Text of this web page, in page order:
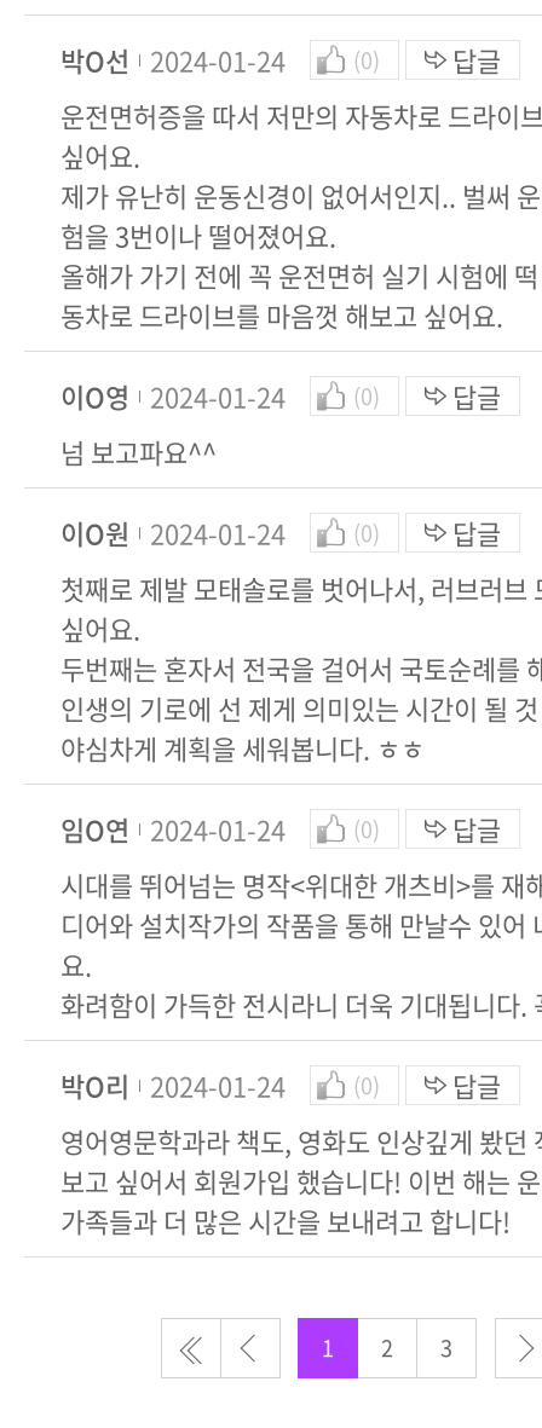
박O선 2024-01-24 (0)
답글
운전면허증을 따서 저만의 자동차로 드라이
싶어요.
제가 유난히 운동신경이 없어서인지.. 벌써
험을 3번이나 떨어졌어요.
올해가 가기 전에 꼭 운전면허 실기 시험에
동차로 드라이브를 마음껏 해보고 싶어요.
이O영 2024-01-24 (0)
답글
넘 보고파요^^
이O원 2024-01-24 (0)
답글
첫째로 제발 모태솔로를 벗어나서, 러브러브
싶어요.
두번째는 혼자서 전국을 걸어서 국토순례를
인생의 기로에 선 제게 의미있는 시간이 될
야심차게 계획을 세워봅니다. ㅎㅎ
임O연 2024-01-24 (0)
답글
시대를 뛰어넘는 명작<위대한 개츠비>를 재
디어와 설치작가의 작품을 통해 만날수 있어
요.
화려함이 가득한 전시라니 더욱 기대됩니다.
박O리 2024-01-24 (0)
답글
영어영문학과라 책도, 영화도 인상깊게 봤던
보고 싶어서 회원가입 했습니다! 이번 해는
가족들과 더 많은 시간을 보내려고 합니다!
1 2 3